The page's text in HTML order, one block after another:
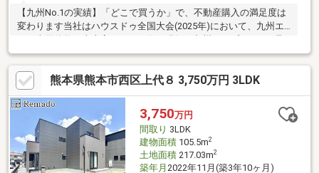
【九州No.1の実績】「どこで買うか」で、不動産購入の満足度は
変わります当社はハウスドゥ全国大会(2025年)において、九州エ
引実績に裏打ちされた交渉力で、購入価格を最大限に抑えます
♪【内覧ツアー】熊本県全域の気になる物件を全て当社でまとめて
ご内覧いただけます☆窓口を一つに絞れるから手間も時間もかか
りません【購入総額の限界へ挑戦】もっと安く買えるのでは？そ
んな悩みは当社が解決します当社ではオプション費用（エアコ
ン、太陽光等）もお客様に代わり相見積もり他社様でお見積もり
を取った後でも大丈夫！一度ご相談ください！
熊本県熊本市西区上代８ 3,750万円 3LDK
3,750万円
間取り 3LDK
建物面積105.5m2
土地面積217.03m2
築年月 2022年11月(築3年10ヶ月)